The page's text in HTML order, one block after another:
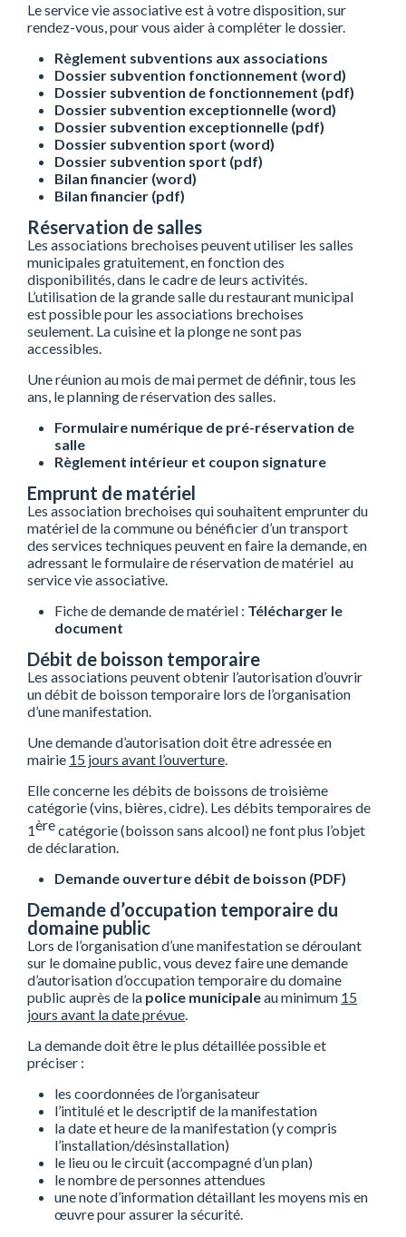
Le service vie associative est à votre disposition, sur
rendez-vous, pour vous aider à compléter le dossier.
Règlement subventions aux associations
Dossier subvention fonctionnement (word)
Dossier subvention de fonctionnement (pdf)
Dossier subvention exceptionnelle (word)
Dossier subvention exceptionnelle (pdf)
Dossier subvention sport (word)
Dossier subvention sport (pdf)
Bilan financier (word)
Bilan financier (pdf)
Réservation de salles
Les associations brechoises peuvent utiliser les salles
municipales gratuitement, en fonction des
disponibilités, dans le cadre de leurs activités.
L’utilisation de la grande salle du restaurant municipal
est possible pour les associations brechoises
seulement. La cuisine et la plonge ne sont pas
accessibles.
Une réunion au mois de mai permet de définir, tous les
ans, le planning de réservation des salles.
Formulaire numérique de pré-réservation de
salle
Règlement intérieur et coupon signature
Emprunt de matériel
Les association brechoises qui souhaitent emprunter du
matériel de la commune ou bénéficier d’un transport
des services techniques peuvent en faire la demande, en
adressant le formulaire de réservation de matériel au
service vie associative.
Fiche de demande de matériel : Télécharger le
document
Débit de boisson temporaire
Les associations peuvent obtenir l’autorisation d’ouvrir
un débit de boisson temporaire lors de l’organisation
d’une manifestation.
Une demande d’autorisation doit être adressée en
mairie 15 jours avant l’ouverture.
Elle concerne les débits de boissons de troisième
catégorie (vins, bières, cidre). Les débits temporaires de
1èrecatégorie (boisson sans alcool) ne font plus l’objet
de déclaration.
Demande ouverture débit de boisson (PDF)
Demande d’occupation temporaire du
domaine public
Lors de l’organisation d’une manifestation se déroulant
sur le domaine public, vous devez faire une demande
d’autorisation d’occupation temporaire du domaine
public auprès de la police municipaleau minimum 15
jours avant la date prévue.
La demande doit être le plus détaillée possible et
préciser :
les coordonnées de l’organisateur
l’intitulé et le descriptif de la manifestation
la date et heure de la manifestation (y compris
l’installation/désinstallation)
le lieu ou le circuit (accompagné d’un plan)
le nombre de personnes attendues
une note d’information détaillant les moyens mis en
œuvre pour assurer la sécurité.